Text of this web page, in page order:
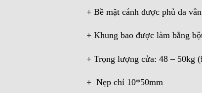
+ Bề mặt cánh được phủ da
+ Khung bao được làm bằng
+ Trọng lượng cửa: 48 – 50kg
+ Nẹp chỉ 10*50mm